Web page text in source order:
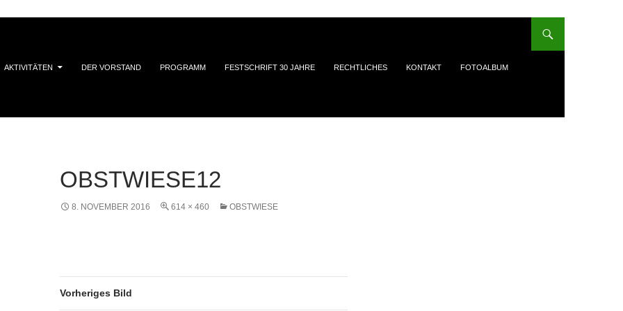
AKTIVITÄTEN DER VORSTAND PROGRAMM FESTSCHRIFT 30 JAHRE RECHTLICHES KONTAKT FOTOALBUM
OBSTWIESE12
8. NOVEMBER 2016 614 × 460 OBSTWIESE
Vorheriges Bild